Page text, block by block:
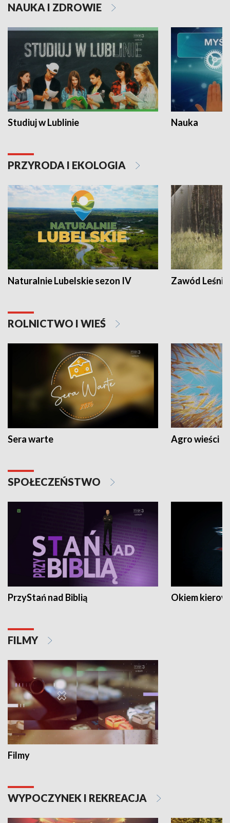
NAUKA I ZDROWIE
Studiuj w Lublinie Nauka
PRZYRODA I EKOLOGIA
Naturalnie Lubelskie sezon IV Zawód Leśnik
ROLNICTWO I WIEŚ
Sera warte Agro wieści
SPOŁECZEŃSTWO
PrzyStań nad Biblią Okiem
FILMY
Filmy
WYPOCZYNEK I REKREACJA